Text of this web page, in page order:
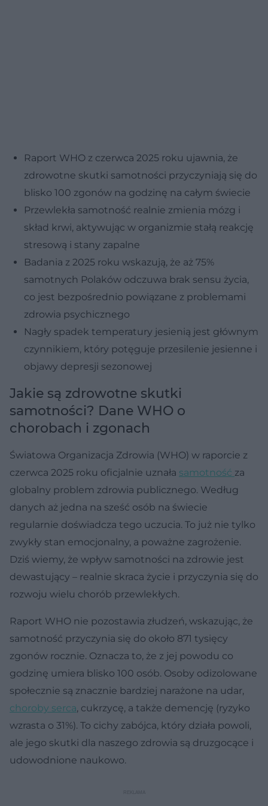
Raport WHO z czerwca 2025 roku ujawnia, że
zdrowotne skutki samotności przyczyniają się do
blisko 100 zgonów na godzinę na całym świecie
Przewlekła samotność realnie zmienia mózg i
skład krwi, aktywując w organizmie stałą reakcję
stresową i stany zapalne
Badania z 2025 roku wskazują, że aż 75%
samotnych Polaków odczuwa brak sensu życia,
co jest bezpośrednio powiązane z problemami
zdrowia psychicznego
Nagły spadek temperatury jesienią jest głównym
czynnikiem, który potęguje przesilenie jesienne i
objawy depresji sezonowej
Jakie są zdrowotne skutki
samotności? Dane WHO o
chorobach i zgonach
Światowa Organizacja Zdrowia (WHO) w raporcie z
czerwca 2025 roku oficjalnie uznała samotność za
globalny problem zdrowia publicznego. Według
danych aż jedna na sześć osób na świecie
regularnie doświadcza tego uczucia. To już nie tylko
zwykły stan emocjonalny, a poważne zagrożenie.
Dziś wiemy, że wpływ samotności na zdrowie jest
dewastujący – realnie skraca życie i przyczynia się do
rozwoju wielu chorób przewlekłych.
Raport WHO nie pozostawia złudzeń, wskazując, że
samotność przyczynia się do około 871 tysięcy
zgonów rocznie. Oznacza to, że z jej powodu co
godzinę umiera blisko 100 osób. Osoby odizolowane
społecznie są znacznie bardziej narażone na udar,
choroby serca, cukrzycę, a także demencję (ryzyko
wzrasta o 31%). To cichy zabójca, który działa powoli,
ale jego skutki dla naszego zdrowia są druzgocące i
udowodnione naukowo.